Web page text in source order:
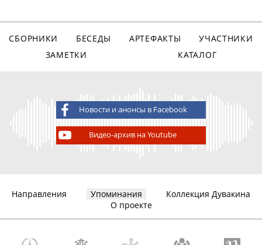
СБОРНИКИ БЕСЕДЫ АРТЕФАКТЫ
УЧАСТНИКИ
ЗАМЕТКИ
КАТАЛОГ
Новости и анонсы в Facebook
Видео-архив на Youtube
Направления Упоминания
Коллекция Дувакина
О проекте